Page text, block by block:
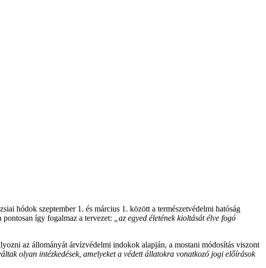
hódok szeptember 1. és március 1. között a természetvédelmi hatóság
így fogalmaz a tervezet:
„az egyed életének kioltását élve fogó
az állományát árvízvédelmi indokok alapján, a mostani módosítás viszont
olyan intézkedések, amelyeket a védett állatokra vonatkozó jogi előírások